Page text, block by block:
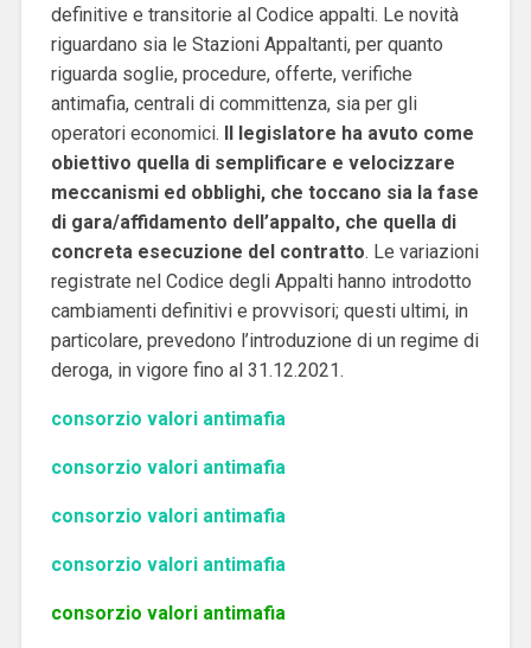
definitive e transitorie al Codice appalti. Le novità
riguardano sia le Stazioni Appaltanti, per quanto
riguarda soglie, procedure, offerte, verifiche
antimafia, centrali di committenza, sia per gli
operatori economici. Il legislatore ha avuto come
obiettivo quella di semplificare e velocizzare
meccanismi ed obblighi, che toccano sia la fase
di gara/affidamento dell’appalto, che quella di
concreta esecuzione del contratto. Le variazioni
registrate nel Codice degli Appalti hanno introdotto
cambiamenti definitivi e provvisori; questi ultimi, in
particolare, prevedono l’introduzione di un regime di
deroga, in vigore fino al 31.12.2021.
consorzio valori antimafia
consorzio valori antimafia
consorzio valori antimafia
consorzio valori antimafia
consorzio valori antimafia